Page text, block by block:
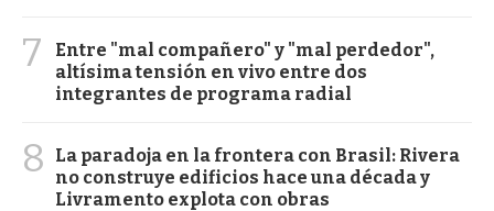
7
Entre "mal compañero" y "mal perdedor",
altísima tensión en vivo entre dos
integrantes de programa radial
8
La paradoja en la frontera con Brasil: Rivera
no construye edificios hace una década y
Livramento explota con obras